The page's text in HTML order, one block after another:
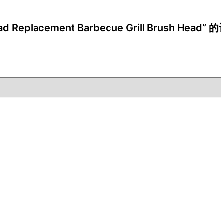
Replacement Barbecue Grill Brush Head” 的